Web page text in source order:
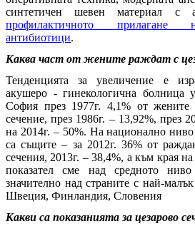
синтетичен шевен материал с
профилактичното прилагане
антибиотици.
Каква част от жените раждат с
Тенденцията за увеличение е
акушеро - гинекологична болница
София през 1977г. 4,1% от жените
сечение, през 1986г. – 13,92%, през
на 2014г. – 50%. На национално
са същите – за 2012г. 36% от
сечения, 2013г. – 38,4%, а към края
показател сме над средното
значително над страните с най-
Швеция, Финландия, Словения
Какви са показанията за цезарово